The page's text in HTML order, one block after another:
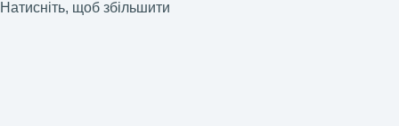
Натисніть, щоб збільшити